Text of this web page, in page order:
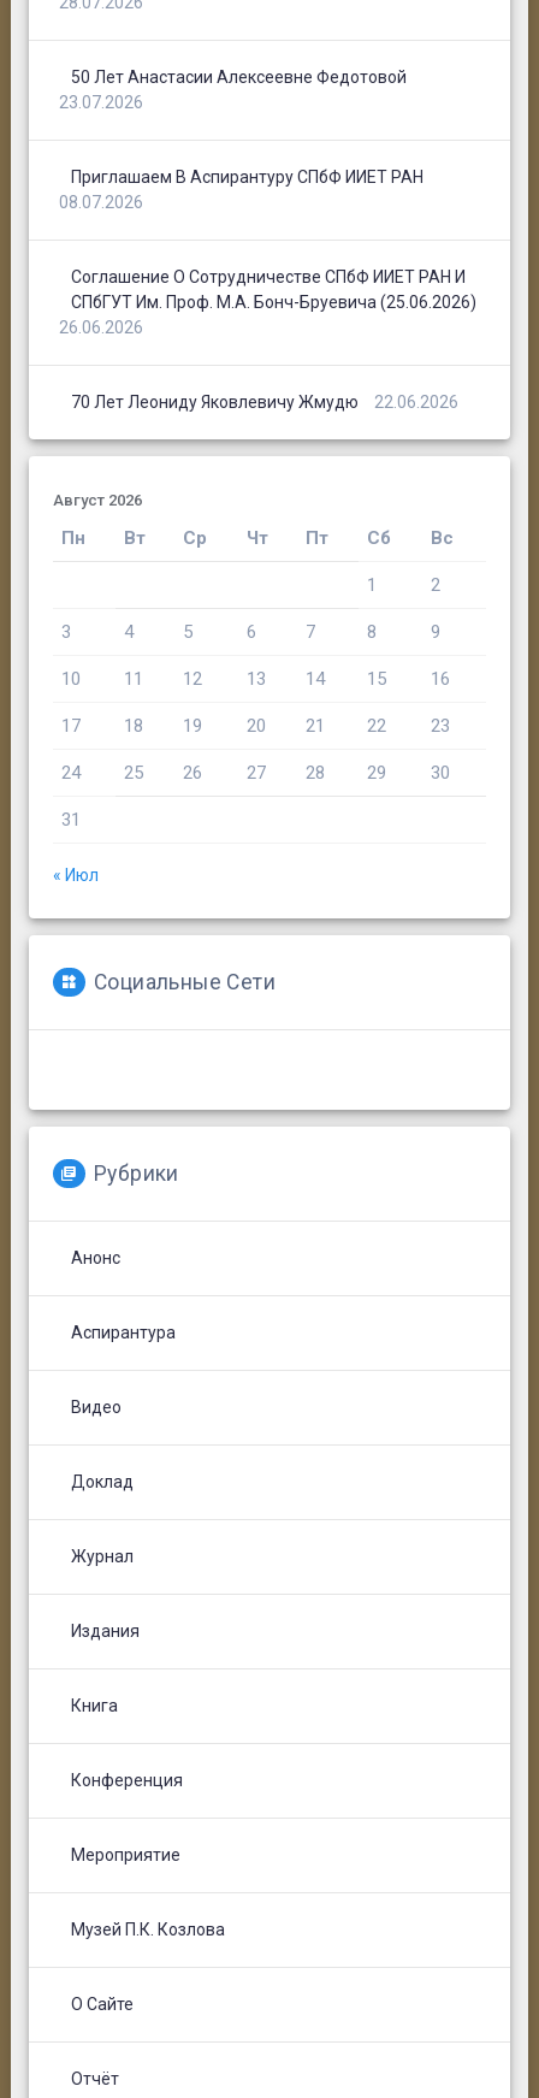
50 Лет Анастасии Алексеевне Федотовой
23.07.2026
Приглашаем В Аспирантуру СПбФ ИИЕТ РАН
08.07.2026
Соглашение О Сотрудничестве СПбФ ИИЕТ РАН И
СПбГУТ Им. Проф. М.А. Бонч-Бруевича (25.06.2026)
26.06.2026
70 Лет Леониду Яковлевичу Жмудю 22.06.2026
Август 2026
Пн Вт Ср Чт Пт Сб Вс
1 2
3 4 5 6 7 8 9
10 11 12 13 14 15 16
17 18 19 20 21 22 23
24 25 26 27 28 29 30
31
« Июл
Социальные Сети
Рубрики
Анонс
Аспирантура
Видео
Доклад
Журнал
Издания
Книга
Конференция
Мероприятие
Музей П.К. Козлова
О Сайте
Отчёт